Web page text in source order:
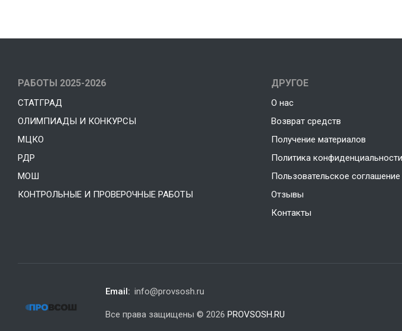
РАБОТЫ 2025-2026
СТАТГРАД
ОЛИМПИАДЫ И КОНКУРСЫ
МЦКО
РДР
МОШ
КОНТРОЛЬНЫЕ И ПРОВЕРОЧНЫЕ РАБОТЫ
ДРУГОЕ
О нас
Возврат средств
Получение материалов
Политика конфиденциальности
Пользовательское соглашение
Отзывы
Контакты
Email: info@provsosh.ru
Все права защищены © 2026PROVSOSH.RU